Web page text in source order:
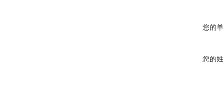
您的
您的